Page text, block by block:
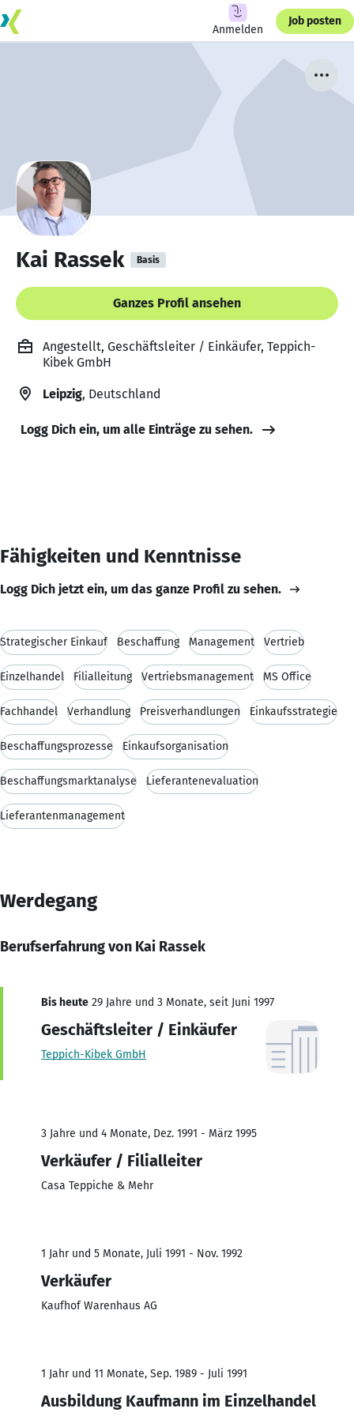
Anmelden
Job posten
Kai Rassek Basis
Ganzes Profil ansehen
Angestellt, Geschäftsleiter / Einkäufer, Teppich-
Kibek GmbH
Leipzig, Deutschland
Logg Dich ein, um alle Einträge zu sehen.
Fähigkeiten und Kenntnisse
Logg Dich jetzt ein, um das ganze Profil zu sehen.
Strategischer Einkauf Beschaffung Management Vertrieb
Einzelhandel Filialleitung Vertriebsmanagement MS Office
Fachhandel Verhandlung Preisverhandlungen Einkaufsstrategie
Beschaffungsprozesse Einkaufsorganisation
Beschaffungsmarktanalyse Lieferantenevaluation
Lieferantenmanagement
Werdegang
Berufserfahrung von Kai Rassek
Bis heute 29 Jahre und 3 Monate, seit Juni 1997
Geschäftsleiter / Einkäufer
Teppich-Kibek GmbH
3 Jahre und 4 Monate, Dez. 1991 - März 1995
Verkäufer / Filialleiter
Casa Teppiche & Mehr
1 Jahr und 5 Monate, Juli 1991 - Nov. 1992
Verkäufer
Kaufhof Warenhaus AG
1 Jahr und 11 Monate, Sep. 1989 - Juli 1991
Ausbildung Kaufmann im Einzelhandel